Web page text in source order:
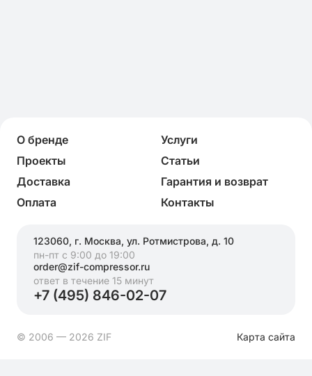
О бренде
Услуги
Проекты
Статьи
Доставка
Гарантия и возврат
Оплата
Контакты
123060, г. Москва, ул. Ротмистрова, д. 10
пн-пт с 9:00 до 19:00
order@zif-compressor.ru
ответ в течение 15 минут
+7 (495) 846-02-07
© 2006 — 2026 ZIF Карта сайта